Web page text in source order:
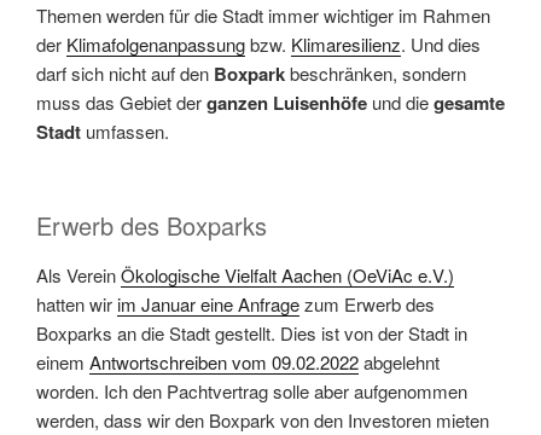
Themen werden für die Stadt immer wichtiger im Rahmen
der Klimafolgenanpassungbzw. Klimaresilienz. Und dies
darf sich nicht auf den Boxparkbeschränken, sondern
muss das Gebiet derganzen Luisenhöfe und diegesamte
Stadt umfassen.
Erwerb des Boxparks
Als VereinÖkologische Vielfalt Aachen (OeViAc e.V.)
hatten wirim Januar eine Anfragezum Erwerb des
Boxparks an die Stadt gestellt. Dies ist von der Stadt in
einem Antwortschreiben vom 09.02.2022abgelehnt
worden. Ich den Pachtvertrag solle aber aufgenommen
werden, dass wir den Boxpark von den Investoren mieten